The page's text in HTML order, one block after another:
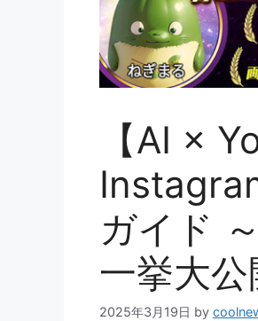
【AI ×
ガイド
一挙大公
2025年3月19日 by